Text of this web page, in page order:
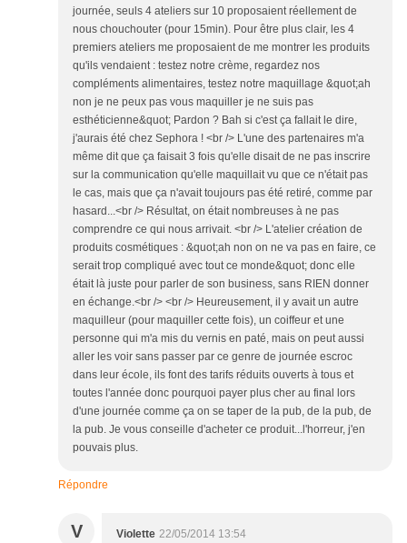
journée, seuls 4 ateliers sur 10 proposaient réellement de
nous chouchouter (pour 15min). Pour être plus clair, les 4
premiers ateliers me proposaient de me montrer les produits
qu'ils vendaient : testez notre crème, regardez nos
compléments alimentaires, testez notre maquillage &quot;ah
non je ne peux pas vous maquiller je ne suis pas
esthéticienne&quot; Pardon ? Bah si c'est ça fallait le dire,
j'aurais été chez Sephora ! <br /> L'une des partenaires m'a
même dit que ça faisait 3 fois qu'elle disait de ne pas inscrire
sur la communication qu'elle maquillait vu que ce n'était pas
le cas, mais que ça n'avait toujours pas été retiré, comme par
hasard...<br /> Résultat, on était nombreuses à ne pas
comprendre ce qui nous arrivait. <br /> L'atelier création de
produits cosmétiques : &quot;ah non on ne va pas en faire, ce
serait trop compliqué avec tout ce monde&quot; donc elle
était là juste pour parler de son business, sans RIEN donner
en échange.<br /> <br /> Heureusement, il y avait un autre
maquilleur (pour maquiller cette fois), un coiffeur et une
personne qui m'a mis du vernis en paté, mais on peut aussi
aller les voir sans passer par ce genre de journée escroc
dans leur école, ils font des tarifs réduits ouverts à tous et
toutes l'année donc pourquoi payer plus cher au final lors
d'une journée comme ça on se taper de la pub, de la pub, de
la pub. Je vous conseille d'acheter ce produit...l'horreur, j'en
pouvais plus.
Répondre
V Violette 22/05/2014 13:54